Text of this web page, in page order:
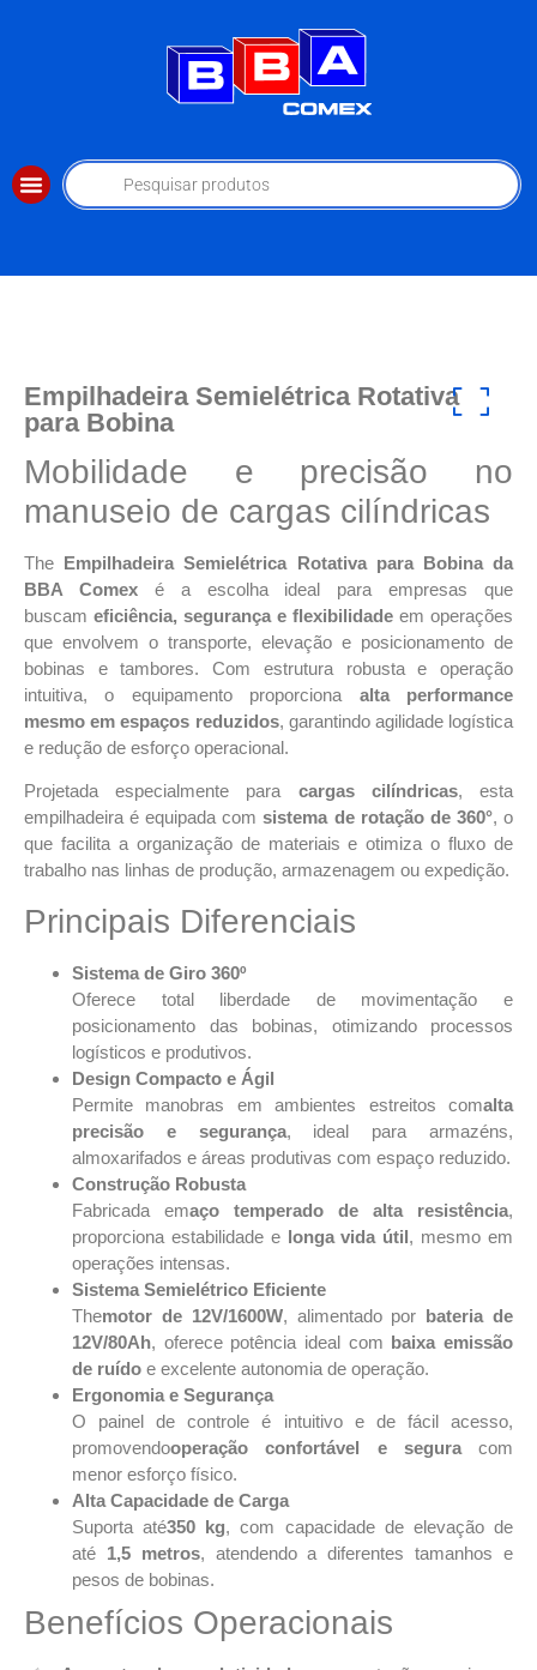
Empilhadeira Semielétrica Rotativa
para Bobina
Mobilidade e precisão no
manuseio de cargas cilíndricas
The Empilhadeira Semielétrica Rotativa para Bobina da
BBA Comexé a escolha ideal para empresas que
buscam eficiência, segurança e flexibilidade em operações
que envolvem o transporte, elevação e posicionamento de
bobinas e tambores. Com estrutura robusta e operação
intuitiva, o equipamento proporciona alta performance
mesmo em espaços reduzidos, garantindo agilidade logística
e redução de esforço operacional.
Projetada especialmente para cargas cilíndricas, esta
empilhadeira é equipada comsistema de rotação de 360°, o
que facilita a organização de materiais e otimiza o fluxo de
trabalho nas linhas de produção, armazenagem ou expedição.
Principais Diferenciais
Sistema de Giro 360º
Oferece total liberdade de movimentação e
posicionamento das bobinas, otimizando processos
logísticos e produtivos.
Design Compacto e Ágil
Permite manobras em ambientes estreitos comalta
precisão e segurança, ideal para armazéns,
almoxarifados e áreas produtivas com espaço reduzido.
Construção Robusta
Fabricada emaço temperado de alta resistência,
proporciona estabilidade e longa vida útil, mesmo em
operações intensas.
Sistema Semielétrico Eficiente
Themotor de 12V/1600W, alimentado por bateria de
12V/80Ah, oferece potência ideal com baixa emissão
de ruído e excelente autonomia de operação.
Ergonomia e Segurança
O painel de controle é intuitivo e de fácil acesso,
promovendooperação confortável e seguracom
menor esforço físico.
Alta Capacidade de Carga
Suporta até350 kg, com capacidade de elevação de
até 1,5 metros, atendendo a diferentes tamanhos e
pesos de bobinas.
Benefícios Operacionais